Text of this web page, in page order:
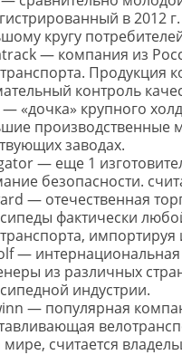
в 2012
кругу
— компания из
Продукция
контроль
«дочка» крупного
производственные
заводах.
— еще 1
безопасности.
— отечественная
фактически
—
из различных
индустрии.
— популярная
мире, считается